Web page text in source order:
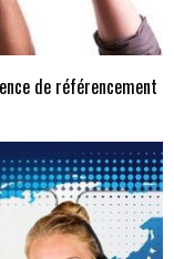
de référencement